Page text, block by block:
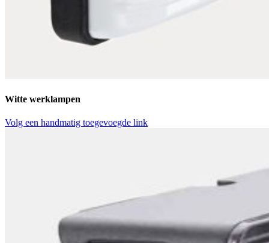
Witte werklampen
Volg een handmatig toegevoegde link